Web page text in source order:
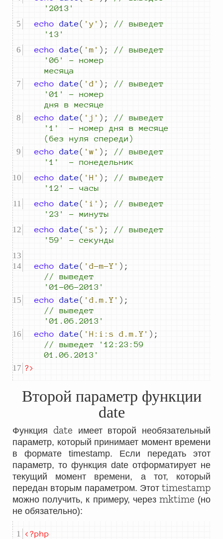
'2013'
echo date( 'y' ) ; //
выведет
'13'
echo date( 'm' ) ; //
выведет
'06' - номер
месяца
echo date( 'd' ) ; //
выведет
'01' - номер
дня в месяце
echo date( 'j' ) ; //
выведет
'1'  - номер дня в месяце
(без нуля спереди)
echo date( 'w' ) ; //
выведет
'1'  - понедельник
echo date( 'H' ) ; //
выведет
'12' - часы
echo date( 'i' ) ; //
выведет
'23' - минуты
echo date( 's' ) ; //
выведет
'59' - секунды
echo date( 'd-m-Y' ) ;
//
выведет
'01-06-2013'
echo date( 'd.m.Y' ) ;
//
выведет
'01.06.2013'
echo date( 'H:i:s d.m.Y' ) ;
//
выведет
'12:23:59
01.06.2013'
?>
Второй параметр функции
date
Функция date имеет второй необязательный
параметр, который принимает момент времени
в формате timestamp. Если передать этот
параметр, то функция date отформатирует не
текущий момент времени, а тот, который
передан вторым параметром. Этот timestamp
можно получить, к примеру, через mktime (но
не обязательно):
<?php